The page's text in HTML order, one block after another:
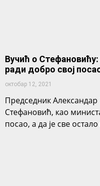
Вучић о
ради добро свој
октобар 12, 2021
Председник Александар
Стефановић, као
посао, а да је све